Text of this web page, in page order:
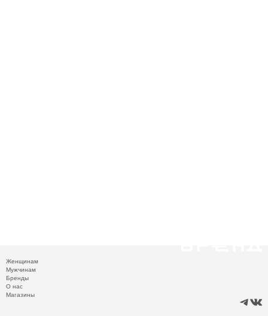
Женщинам
Мужчинам
Бренды
О нас
Магазины